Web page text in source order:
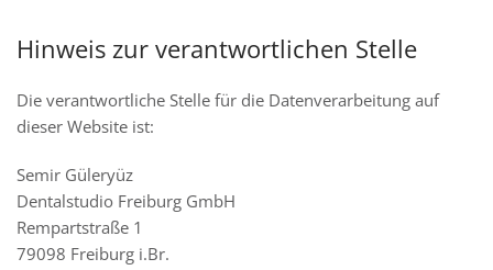
Hinweis zur verantwortlichen Stelle
Die verantwortliche Stelle für die Datenverarbeitung auf
dieser Website ist:
Semir Güleryüz
Dentalstudio Freiburg GmbH
Rempartstraße 1
79098 Freiburg i.Br.